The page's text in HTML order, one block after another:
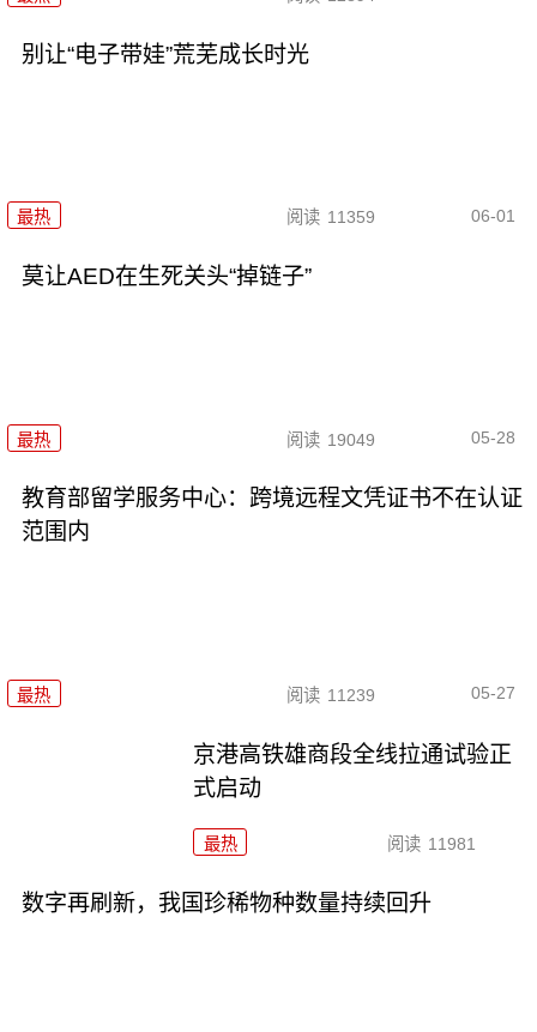
别让“电子带娃”荒芜成长时光
最热 阅读 11359 06-01
莫让AED在生死关头“掉链子”
最热 阅读 19049 05-28
教育部留学服务中心：跨境远程文凭证书不在认证
范围内
最热 阅读 11239 05-27
京港高铁雄商段全线拉通试验正
式启动
最热 阅读 11981
数字再刷新，我国珍稀物种数量持续回升